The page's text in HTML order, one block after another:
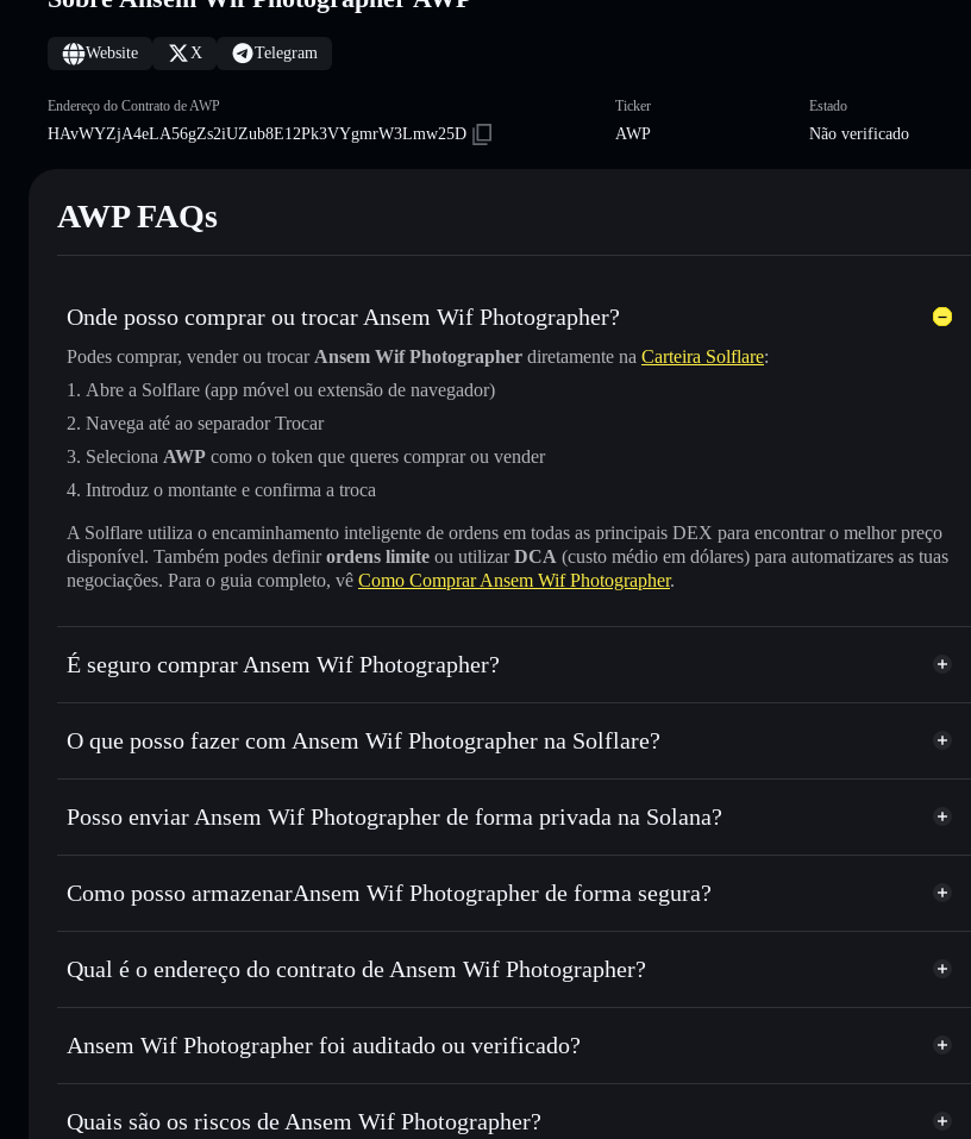
Website X Telegram
Endereço do Contrato de AWP
HAvWYZjA4eLA56gZs2iUZub8E12Pk3VYgmrW3Lmw25D
Ticker
AWP
Estado
Não verificado
AWP FAQs
Onde posso comprar ou trocar Ansem Wif Photographer?
Podes comprar, vender ou trocar Ansem Wif Photographer diretamente na Carteira Solflare:
Abre a Solflare (app móvel ou extensão de navegador)
Navega até ao separador Trocar
Seleciona AWP como o token que queres comprar ou vender
Introduz o montante e confirma a troca
A Solflare utiliza o encaminhamento inteligente de ordens em todas as principais DEX para encontrar o melhor preço
disponível. Também podes definirordens limite ou utilizarDCA (custo médio em dólares) para automatizares as tuas
negociações. Para o guia completo, vê Como Comprar Ansem Wif Photographer.
É seguro comprar Ansem Wif Photographer?
Ansem Wif Photographer não está verificado
O que posso fazer com Ansem Wif Photographer na Solflare?
Ansem Wif Photographer
Carteira Solflare
Trocar instantaneamente— trocar AWP por SOL, USDC ou milhares de outros tokens Solana com
Utilizar DCA— investir de forma faseada ao longo do tempo em AWP
Enviar de forma privada— transferir AWP sem associar publicamente as carteiras usando o Agregador de
Privacidade integrado da Solflare
Posso enviar Ansem Wif Photographer de forma privada na Solana?
Agregador de Privacidade
Como posso armazenarAnsem Wif Photographer de forma segura?
Ansem Wif Photographer carteira não-custodial Solflare
Privacidade
Qual é o endereço do contrato de Ansem Wif Photographer?
Ansem Wif Photographer
HAvWYZjA4eLA56gZs2iUZub8E12Pk3VYgmrW3Lmw25D
Carteira Solflare
Ansem Wif Photographer foi auditado ou verificado?
Ansem Wif Photographer não está verificado
Quais são os riscos de Ansem Wif Photographer?